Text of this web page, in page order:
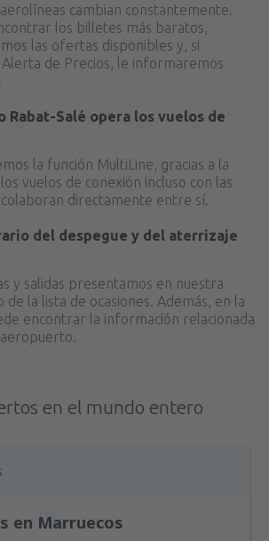
cambian constantemente.
los billetes más baratos,
las ofertas disponibles y, si
de Precios, le informaremos
Rabat-Salé opera los vuelos de
la función MultiLine, gracias a la
vuelos de conexión incluso con las
directamente entre sí.
del despegue y del aterrizaje
y salidas presentamos en nuestra
de la lista de ocasiones. Además, en la
encontrar la información relacionada
en el mundo entero
en Marruecos